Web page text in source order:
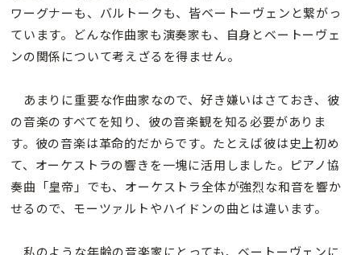
ワーグナーも、バルトークも、皆ベートーヴェンと繋がっ
ています。どんな作曲家も演奏家も、自身とベートーヴェ
ンの関係について考えざるを得ません。
あまりに重要な作曲家なので、好き嫌いはさておき、彼
の音楽のすべてを知り、彼の音楽観を知る必要がありま
す。彼の音楽は革命的だからです。たとえば彼は史上初め
て、オーケストラの響きを一塊に活用しました。ピアノ協
奏曲「皇帝」でも、オーケストラ全体が強烈な和音を響か
せるので、モーツァルトやハイドンの曲とは違います。
私のような年齢の音楽家にとっても、ベートーヴェンに